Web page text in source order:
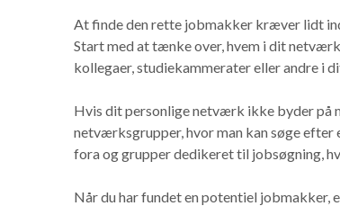
At finde den rette jobmakker kræver lidt
Start med at tænke over, hvem i dit
kollegaer, studiekammerater eller andre i
Hvis dit personlige netværk ikke byder på
netværksgrupper, hvor man kan søge efter
fora og grupper dedikeret til jobsøgning,
Når du har fundet en potentiel